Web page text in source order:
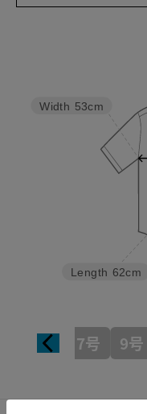
Length 62cm
Width 53cm
7号 9号